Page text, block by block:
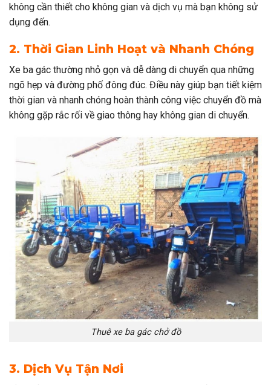
không cần thiết cho không gian và dịch vụ mà bạn không sử
dụng đến.
2. Thời Gian Linh Hoạt và Nhanh Chóng
Xe ba gác thường nhỏ gọn và dễ dàng di chuyển qua những
ngõ hẹp và đường phố đông đúc. Điều này giúp bạn tiết kiệm
thời gian và nhanh chóng hoàn thành công việc chuyển đồ mà
không gặp rắc rối về giao thông hay không gian di chuyển.
Thuê xe ba gác chở đồ
3. Dịch Vụ Tận Nơi